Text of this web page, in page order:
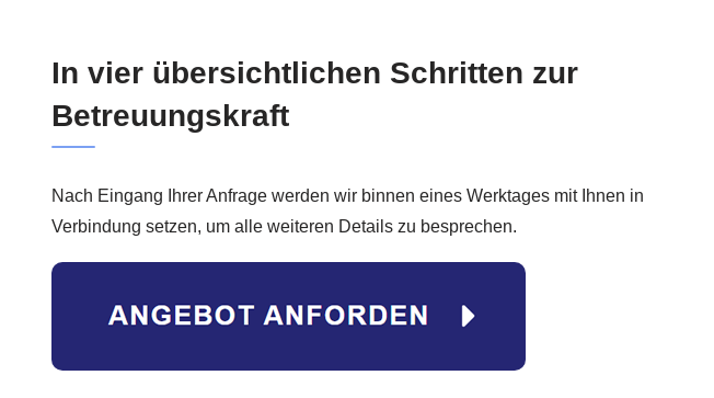
In vier übersichtlichen Schritten zur
Betreuungskraft
Nach Eingang Ihrer Anfrage werden wir binnen eines Werktages mit Ihnen in
Verbindung setzen, um alle weiteren Details zu besprechen.